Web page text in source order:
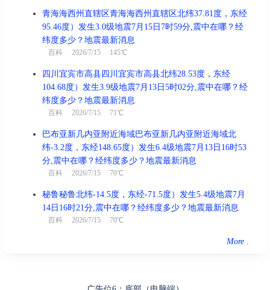
青海海西州直辖区青海海西州直辖区北纬37.81度，东经
95.46度）发生3.0级地震7月15日7时59分,震中在哪？经
纬度多少？地震最新消息
百科 2026/7/15 145℃
四川宜宾市高县四川宜宾市高县北纬28.53度，东经
104.68度）发生3.9级地震7月13日5时02分,震中在哪？经
纬度多少？地震最新消息
百科 2026/7/15 71℃
巴布亚新几内亚附近海域巴布亚新几内亚附近海域北
纬-3.2度，东经148.65度）发生6.4级地震7月13日16时53
分,震中在哪？经纬度多少？地震最新消息
百科 2026/7/15 70℃
秘鲁秘鲁北纬-14.5度，东经-71.5度）发生5.4级地震7月
14日16时21分,震中在哪？经纬度多少？地震最新消息
百科 2026/7/15 70℃
More .